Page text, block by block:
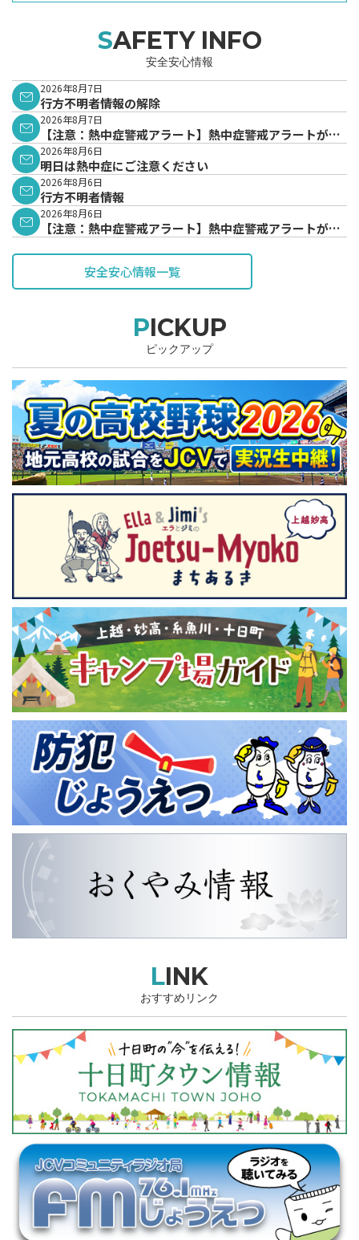
SAFETY INFO
安全安心情報
2026年8月7日
行方不明者情報の解除
2026年8月7日
【注意：熱中症警戒アラート】熱中症警戒アラートが発
表されています。
2026年8月6日
明日は熱中症にご注意ください
2026年8月6日
行方不明者情報
2026年8月6日
【注意：熱中症警戒アラート】熱中症警戒アラートが発
安全安心情報一覧
PICKUP
ピックアップ
LINK
おすすめリンク